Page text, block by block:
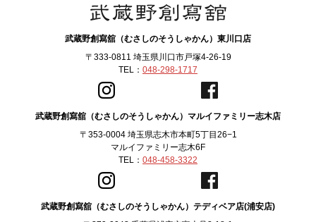
武蔵野創寫舘（むさしのそうしゃかん）東川口店
〒333-0811 埼玉県川口市戸塚4-26-19
TEL： 048-298-1717
武蔵野創寫舘（むさしのそうしゃかん）マルイファミリー志木店
〒353-0004 埼玉県志木市本町5丁目26−1
マルイファミリー志木6F
TEL： 048-458-3322
武蔵野創寫舘（むさしのそうしゃかん）テディベア店(浦安店)